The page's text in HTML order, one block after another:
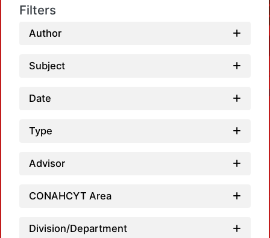
Filters
Author
Subject
Date
Type
Advisor
CONAHCYT Area
Division/Department